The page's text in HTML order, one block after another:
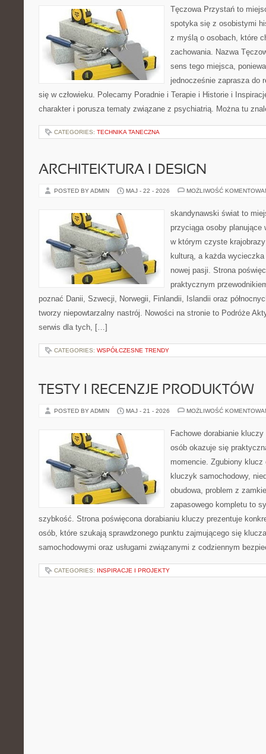
Tęczowa Przystań to
spotyka się z osobistymi
z myślą o osobach, które
zachowania. Nazwa
sens tego miejsca,
jednocześnie zaprasza do
się w człowieku. Polecamy Poradnie i Terapie i Historie i
charakter i porusza tematy związane z psychiatrią. Można tu
CATEGORIES: TECHNIKA TANECZNA
ARCHITEKTURA I DESIGN
POSTED BY ADMIN MAJ - 22 - 2026 MOŻLIWOŚĆ
skandynawski świat to
przyciąga osoby planujące
w którym czyste
kulturą, a każda
nowej pasji. Strona
praktycznym
poznać Danii, Szwecji, Norwegii, Finlandii, Islandii oraz
tworzy niepowtarzalny nastrój. Nowości na stronie to Podróże
serwis dla tych, […]
CATEGORIES: WSPÓŁCZESNE TRENDY
TESTY I RECENZJE PRODUKTÓW
POSTED BY ADMIN MAJ - 21 - 2026 MOŻLIWOŚĆ
Fachowe dorabianie
osób okazuje się
momencie. Zgubiony
kluczyk samochodowy,
obudowa, problem z
zapasowego kompletu to
szybkość. Strona poświęcona dorabianiu kluczy prezentuje
osób, które szukają sprawdzonego punktu zajmującego się
samochodowymi oraz usługami związanymi z codziennym
CATEGORIES: INSPIRACJE I PROJEKTY